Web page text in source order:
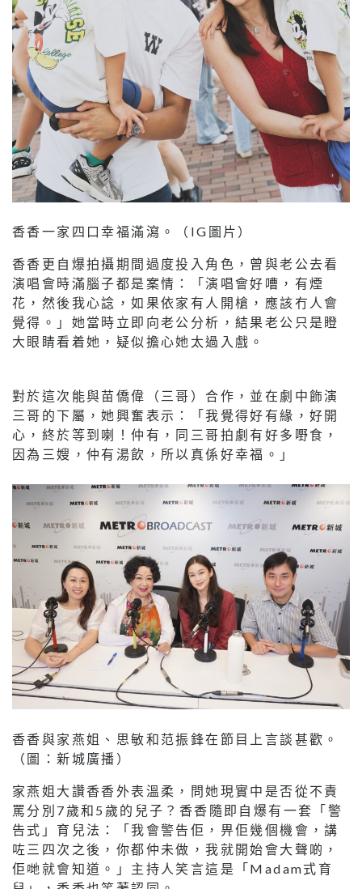
香香一家四口幸福滿瀉。（IG圖片）
香香更自爆拍攝期間過度投入角色，曾與老公去看
演唱會時滿腦子都是案情：「演唱會好嘈，有煙
花，然後我心諗，如果依家有人開槍，應該冇人會
覺得。」她當時立即向老公分析，結果老公只是瞪
大眼睛看着她，疑似擔心她太過入戲。
對於這次能與苗僑偉（三哥）合作，並在劇中飾演
三哥的下屬，她興奮表示：「我覺得好有緣，好開
心，終於等到喇！仲有，同三哥拍劇有好多嘢食，
因為三嫂，仲有湯飲，所以真係好幸福。」
香香與家燕姐、思敏和范振鋒在節目上言談甚歡。
（圖：新城廣播）
家燕姐大讚香香外表溫柔，問她現實中是否從不責
罵分別7歲和5歲的兒子？香香隨即自爆有一套「警
告式」育兒法：「我會警告佢，畀佢幾個機會，講
咗三四次之後，你都仲未做，我就開始會大聲啲，
佢哋就會知道。」主持人笑言這是「Madam式育